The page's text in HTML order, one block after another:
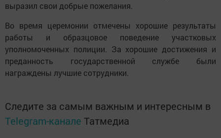
выразил свои добрые пожелания.
Во время церемонии отмечены хорошие результаты
работы и образцовое поведение участковых
уполномоченных полиции. За хорошие достижения и
преданность государственной службе были
награждены лучшие сотрудники.
Следите за самым важным и интересным в
Telegram-канале Татмедиа